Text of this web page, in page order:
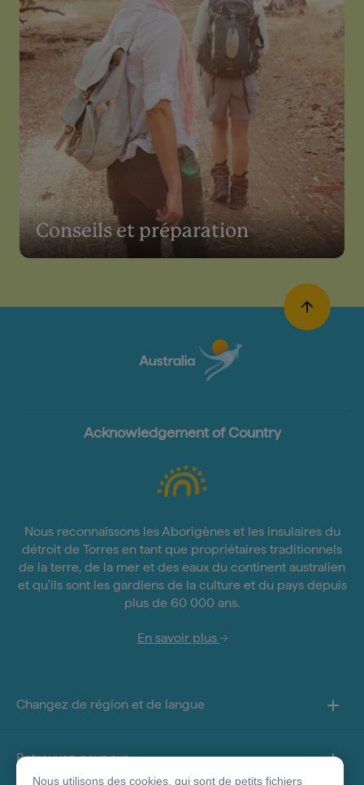
Conseils et préparation
Acknowledgement of Country
Nous reconnaissons les Aborigènes et les insulaires du
détroit de Torres en tant que propriétaires traditionnels
de la terre, de la mer et des eaux du continent australien
et qu'ils sont les gardiens de la culture et du pays depuis
plus de 60 000 ans.
En savoir plus
Changez de région et de langue
Retrouvez-nous sur
Nous utilisons des cookies, qui sont de petits fichiers